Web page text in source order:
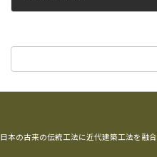
日本の古来の伝統工法に近代建築工法を融合